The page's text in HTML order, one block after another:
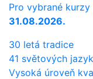
Pro vybrané
31.08.2026.
30 letá tradice
41 světových
Vysoká úroveň